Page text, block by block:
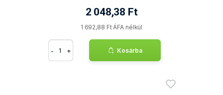
2 048,38 Ft
1 692,88 Ft ÁFA nélkül
- + Kosárba